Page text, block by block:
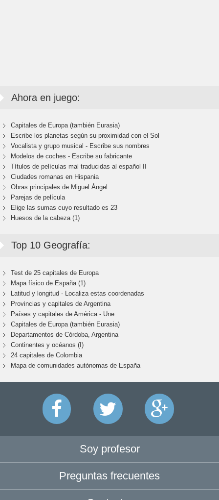
Ahora en juego:
Capitales de Europa (también Eurasia)
Escribe los planetas según su proximidad con el Sol
Vocalista y grupo musical - Escribe sus nombres
Modelos de coches - Escribe su fabricante
Títulos de películas mal traducidas al español II
Ciudades romanas en Hispania
Obras principales de Miguel Ángel
Parejas de película
Elige las sumas cuyo resultado es 23
Huesos de la cabeza (1)
Top 10 Geografía:
Test de 25 capitales de Europa
Mapa físico de España (1)
Latitud y longitud - Localiza estas coordenadas
Provincias y capitales de Argentina
Países y capitales de América - Une
Capitales de Europa (también Eurasia)
Departamentos de Córdoba, Argentina
Continentes y océanos (I)
24 capitales de Colombia
Mapa de comunidades autónomas de España
Soy profesor
Preguntas frecuentes